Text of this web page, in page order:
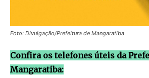
Foto: Divulgação/Prefeitura de Mangaratiba
Confira os telefones úteis da
Mangaratiba: